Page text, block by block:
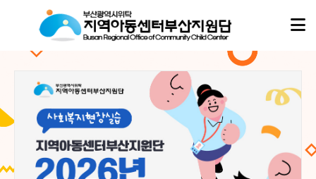
아동이행복한 세상,
지역아동센터부산지원단
이 함께합니다.
아동이행복한 세상,
지역아동센터부산지원단
이 함께합니다.